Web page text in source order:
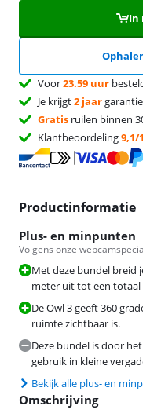
In
Voor23.59 uur
Je krijgt2 jaar
Gratis ruilen binnen
Klantbeoordeling9,1/
Productinformatie
Plus- en minpunten
Volgens onze
Met deze bundel breid
meter uit tot een totaal
De Owl 3 geeft 360
ruimte zichtbaar is.
Deze bundel is door
gebruik in kleine
Bekijk alle plus- en
Omschrijving